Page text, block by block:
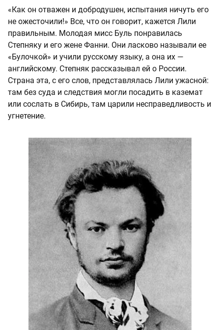
«Как он отважен и добродушен, испытания ничуть его
не ожесточили!» Все, что он говорит, кажется Лили
правильным. Молодая мисс Буль понравилась
Степняку и его жене Фанни. Они ласково называли ее
«Булочкой» и учили русскому языку, а она их —
английскому. Степняк рассказывал ей о России.
Страна эта, с его слов, представлялась Лили ужасной:
там без суда и следствия могли посадить в каземат
или сослать в Сибирь, там царили несправедливость и
угнетение.